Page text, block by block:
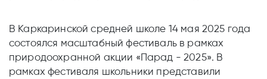
В Каркаринской средней школе 14 мая 2025 года
состоялся масштабный фестиваль в рамках
природоохранной акции «Парад - 2025». В
рамках фестиваля школьники представили